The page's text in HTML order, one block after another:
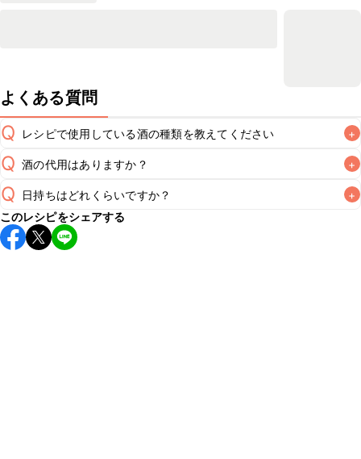
よくある質問
Q レシピで使用している酒の種類を教えてください +
A
Q 酒の代用はありますか？ +
A
Q 日持ちはどれくらいですか？ +
保存期間は冷蔵で翌日中が目安です。なるべくお早めにお召
し上がりください。
このレシピをシェアする